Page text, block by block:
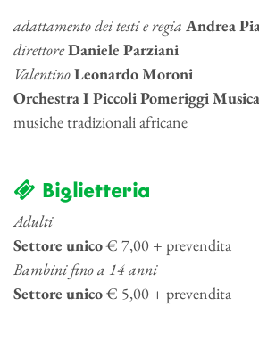
adattamento dei testi e regia Andrea
direttoreDaniele Parziani
ValentinoLeonardo Moroni
Orchestra I Piccoli Pomeriggi
musiche tradizionali africane
Biglietteria
Adulti
Settore unico€ 7,00 + prevendita
Bambini fino a 14 anni
Settore unico€ 5,00 + prevendita